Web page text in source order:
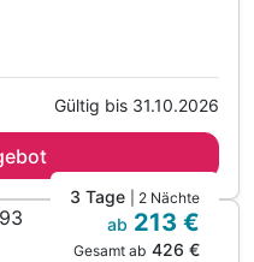
Buffet
Ausflug
Gültig bis 31.10.2026
3 Tage | 2 Nächte
ab 213 €
Gesamt ab 426 €